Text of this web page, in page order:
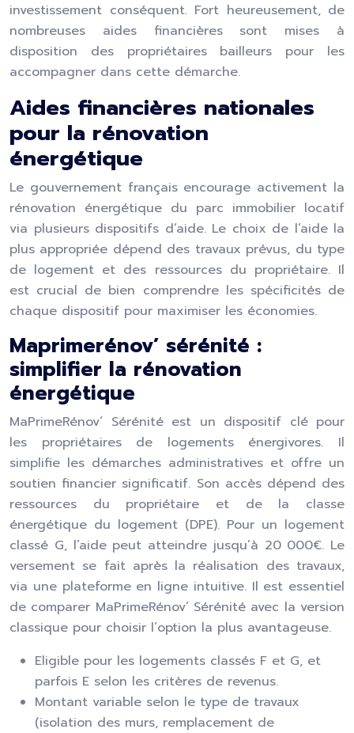
investissement conséquent. Fort heureusement, de
nombreuses aides financières sont mises à
disposition des propriétaires bailleurs pour les
accompagner dans cette démarche.
Aides financières nationales
pour la rénovation
énergétique
Le gouvernement français encourage activement la
rénovation énergétique du parc immobilier locatif
via plusieurs dispositifs d’aide. Le choix de l’aide la
plus appropriée dépend des travaux prévus, du type
de logement et des ressources du propriétaire. Il
est crucial de bien comprendre les spécificités de
chaque dispositif pour maximiser les économies.
Maprimerénov’ sérénité :
simplifier la rénovation
énergétique
MaPrimeRénov’ Sérénité est un dispositif clé pour
les propriétaires de logements énergivores. Il
simplifie les démarches administratives et offre un
soutien financier significatif. Son accès dépend des
ressources du propriétaire et de la classe
énergétique du logement (DPE). Pour un logement
classé G, l’aide peut atteindre jusqu’à 20 000€. Le
versement se fait après la réalisation des travaux,
via une plateforme en ligne intuitive. Il est essentiel
de comparer MaPrimeRénov’ Sérénité avec la version
classique pour choisir l’option la plus avantageuse.
Eligible pour les logements classés F et G, et
parfois E selon les critères de revenus.
Montant variable selon le type de travaux
(isolation des murs, remplacement de